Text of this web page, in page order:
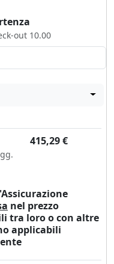
out 10.00
415,29€
nel prezzo
tra loro o con altre
applicabili